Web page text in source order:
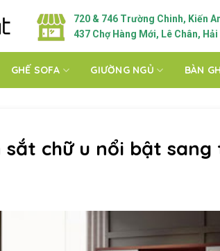
720 & 746 Trường Chinh, Kiến
437 Chợ Hàng Mới, Lê Chân,
GHẾ SOFA GIƯỜNG NGỦ BÀN
sắt chữ u nổi bật